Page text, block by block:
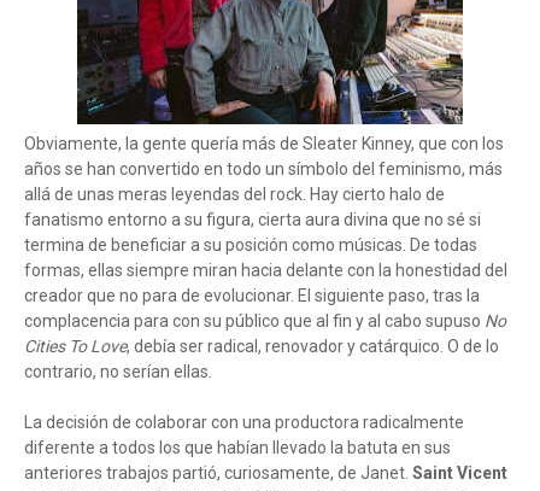
Obviamente, la gente quería más de Sleater Kinney, que con los
años se han convertido en todo un símbolo del feminismo, más
allá de unas meras leyendas del rock. Hay cierto halo de
fanatismo entorno a su figura, cierta aura divina que no sé si
termina de beneficiar a su posición como músicas. De todas
formas, ellas siempre miran hacia delante con la honestidad del
creador que no para de evolucionar. El siguiente paso, tras la
complacencia para con su público que al fin y al cabo supuso No
Cities To Love, debía ser radical, renovador y catárquico. O de lo
contrario, no serían ellas.
La decisión de colaborar con una productora radicalmente
diferente a todos los que habían llevado la batuta en sus
anteriores trabajos partió, curiosamente, de Janet. Saint Vicent